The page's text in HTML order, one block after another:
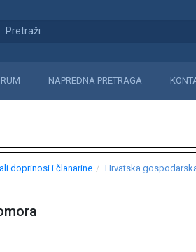
NAPREDNA PRETRAGA
doprinosi i članarine Hrvatska